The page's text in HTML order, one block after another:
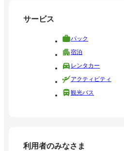
サービス
パック
宿泊
レンタカー
アクティビティ
観光バス
利用者のみなさま